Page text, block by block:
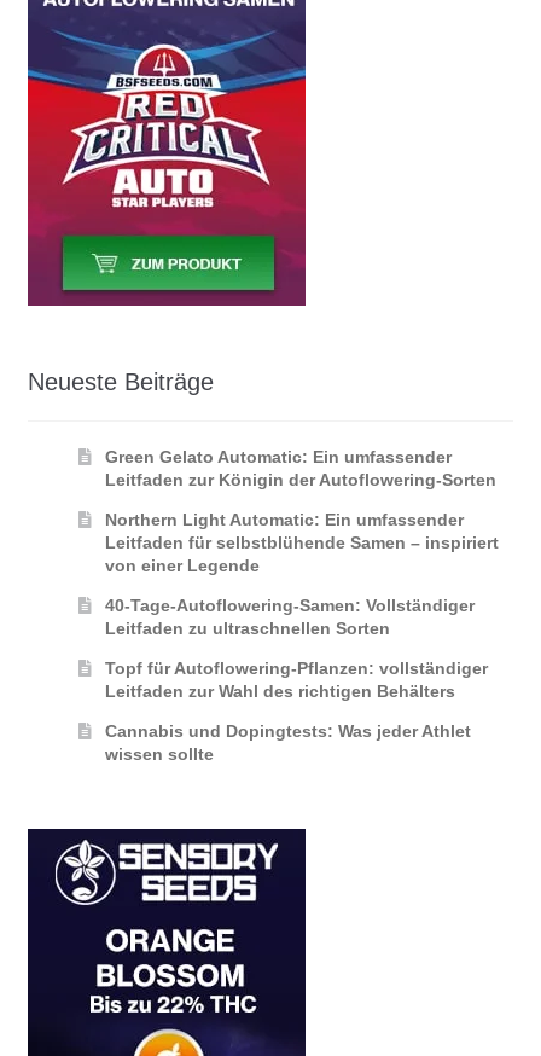
Neueste Beiträge
Green Gelato Automatic: Ein umfassender
Leitfaden zur Königin der Autoflowering‑Sorten
Northern Light Automatic: Ein umfassender
Leitfaden für selbstblühende Samen – inspiriert
von einer Legende
40-Tage-Autoflowering-Samen: Vollständiger
Leitfaden zu ultraschnellen Sorten
Topf für Autoflowering-Pflanzen: vollständiger
Leitfaden zur Wahl des richtigen Behälters
Cannabis und Dopingtests: Was jeder Athlet
wissen sollte